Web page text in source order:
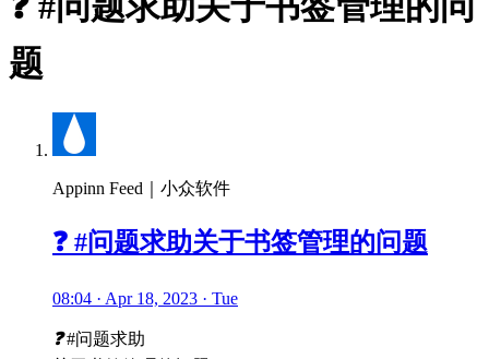
题
Appinn Feed｜小众软件
❓ #问题求助关于书签管理的问题
08:04 · Apr 18, 2023 · Tue
❓#问题求助